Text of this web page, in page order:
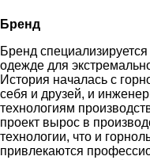
Бренд
Бренд
одежде для
История началась с
себя и друзей, и
технологиям
проект вырос в
технологии, что и
привлекаются